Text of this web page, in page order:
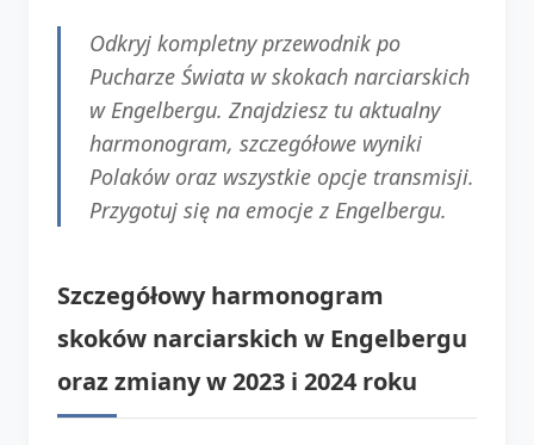
Odkryj kompletny przewodnik po
Pucharze Świata w skokach narciarskich
w Engelbergu. Znajdziesz tu aktualny
harmonogram, szczegółowe wyniki
Polaków oraz wszystkie opcje transmisji.
Przygotuj się na emocje z Engelbergu.
Szczegółowy harmonogram
skoków narciarskich w Engelbergu
oraz zmiany w 2023 i 2024 roku